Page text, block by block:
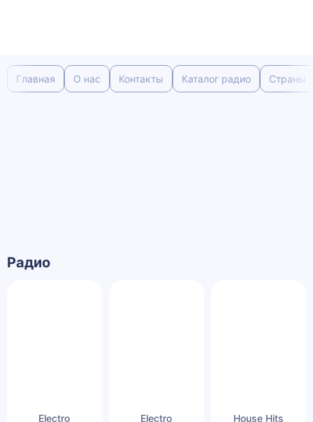
Главная О нас Контакты Каталог радио Страны
Радио
Electro Electro House Hits